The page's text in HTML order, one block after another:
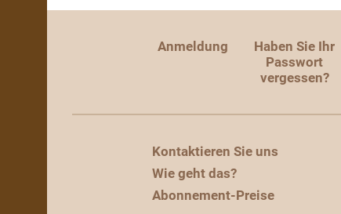
Anmeldung
Haben Sie Ihr
Passwort
vergessen?
Kontaktieren Sie uns
Wie geht das?
Abonnement-Preise